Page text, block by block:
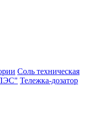
Соль техническая
Тележка-дозатор